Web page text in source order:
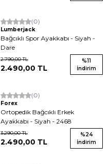
Yeni (0)
Lumberjack
Bağcıklı Spor Ayakkabı - Siyah -
Dare
2.790,00TL
2.490,00 TL
%11
İndirim
(0)
Forex
Ortopedik Bağcıklı Erkek
Ayakkabı - Siyah - 2468
3.290,00TL
2.490,00 TL
%24
İndirim